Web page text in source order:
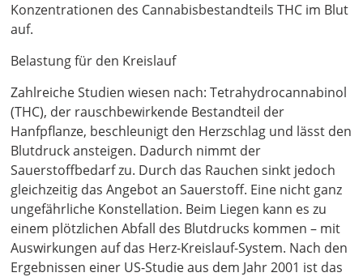
Konzentrationen des Cannabisbestandteils THC im Blut
auf.
Belastung für den Kreislauf
Zahlreiche Studien wiesen nach: Tetrahydrocannabinol
(THC), der rauschbewirkende Bestandteil der
Hanfpflanze, beschleunigt den Herzschlag und lässt den
Blutdruck ansteigen. Dadurch nimmt der
Sauerstoffbedarf zu. Durch das Rauchen sinkt jedoch
gleichzeitig das Angebot an Sauerstoff. Eine nicht ganz
ungefährliche Konstellation. Beim Liegen kann es zu
einem plötzlichen Abfall des Blutdrucks kommen – mit
Auswirkungen auf das Herz-Kreislauf-System. Nach den
Ergebnissen einer US-Studie aus dem Jahr 2001 ist das